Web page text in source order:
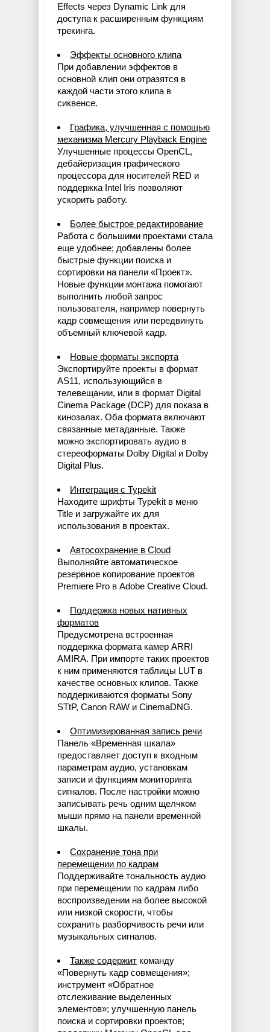
Effects через Dynamic Link для
доступа к расширенным функциям
трекинга.
Эффекты основного клипа
При добавлении эффектов в
основной клип они отразятся в
каждой части этого клипа в
сиквенсе.
Графика, улучшенная с помощью
механизма Mercury Playback Engine
Улучшенные процессы OpenCL,
дебайеризация графического
процессора для носителей RED и
поддержка Intel Iris позволяют
ускорить работу.
Более быстрое редактирование
Работа с большими проектами стала
еще удобнее; добавлены более
быстрые функции поиска и
сортировки на панели «Проект».
Новые функции монтажа помогают
выполнить любой запрос
пользователя, например повернуть
кадр совмещения или передвинуть
объемный ключевой кадр.
Новые форматы экспорта
Экспортируйте проекты в формат
AS11, использующийся в
телевещании, или в формат Digital
Cinema Package (DCP) для показа в
кинозалах. Оба формата включают
связанные метаданные. Также
можно экспортировать аудио в
стереоформаты Dolby Digital и Dolby
Digital Plus.
Интеграция с Typekit
Находите шрифты Typekit в меню
Title и загружайте их для
использования в проектах.
Автосохранение в Cloud
Выполняйте автоматическое
резервное копирование проектов
Premiere Pro в Adobe Creative Cloud.
Поддержка новых нативных
форматов
Предусмотрена встроенная
поддержка формата камер ARRI
AMIRA. При импорте таких проектов
к ним применяются таблицы LUT в
качестве основных клипов. Также
поддерживаются форматы Sony
STtP, Canon RAW и CinemaDNG.
Оптимизированная запись речи
Панель «Временная шкала»
предоставляет доступ к входным
параметрам аудио, установкам
записи и функциям мониторинга
сигналов. После настройки можно
записывать речь одним щелчком
мыши прямо на панели временной
шкалы.
Сохранение тона при
перемещении по кадрам
Поддерживайте тональность аудио
при перемещении по кадрам либо
воспроизведении на более высокой
или низкой скорости, чтобы
сохранить разборчивость речи или
музыкальных сигналов.
Также содержит команду
«Повернуть кадр совмещения»;
инструмент «Обратное
отслеживание выделенных
элементов»; улучшенную панель
поиска и сортировки проектов;